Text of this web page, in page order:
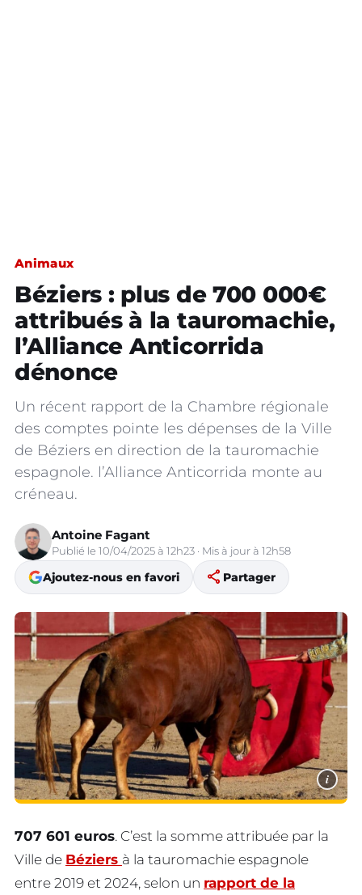
Animaux
Béziers : plus de 700 000€
attribués à la tauromachie,
l’Alliance Anticorrida
dénonce
Un récent rapport de la Chambre régionale
des comptes pointe les dépenses de la Ville
de Béziers en direction de la tauromachie
espagnole. l’Alliance Anticorrida monte au
créneau.
Antoine Fagant
Publié le 10/04/2025 à 12h23 · Mis à jour à 12h58
Ajoutez-nous en favori share Partager
i
707 601 euros. C’est la somme attribuée par la
Ville de Béziers à la tauromachie espagnole
entre 2019 et 2024, selon un rapport de la